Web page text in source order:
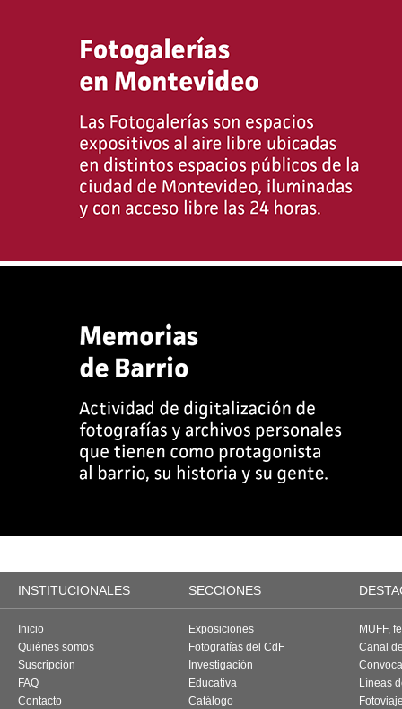
INSTITUCIONALES SECCIONES
Inicio
Quiénes somos
Suscripción
FAQ
Contacto
Exposiciones
Fotografías del CdF
Investigación
Educativa
Catálogo
MUFF,
Canal
Líneas